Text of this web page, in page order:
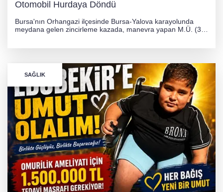
Otomobil Hurdaya Döndü
Bursa'nın Orhangazi ilçesinde Bursa-Yalova karayolunda
meydana gelen zincirleme kazada, manevra yapan M.Ü. (35)
SAĞLIK